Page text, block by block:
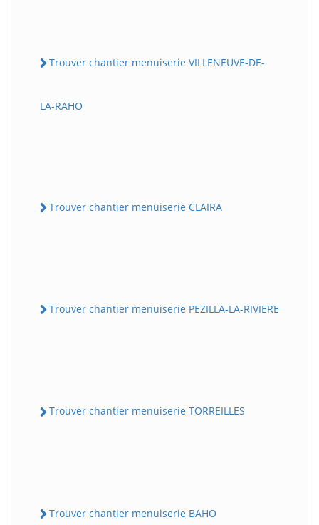
Trouver chantier menuiserie VILLENEUVE-DE-
LA-RAHO
Trouver chantier menuiserie CLAIRA
Trouver chantier menuiserie PEZILLA-LA-RIVIERE
Trouver chantier menuiserie TORREILLES
Trouver chantier menuiserie BAHO